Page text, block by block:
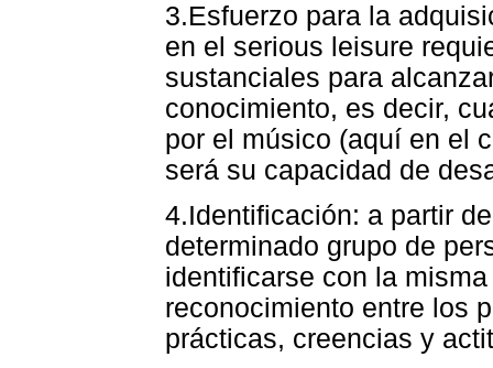
3.Esfuerzo para la
en el serious leisure
sustanciales para
conocimiento, es decir,
por el músico (aquí en el
será su capacidad de
4.Identificación: a partir
determinado grupo de
identificarse con la
reconocimiento entre los
prácticas, creencias y